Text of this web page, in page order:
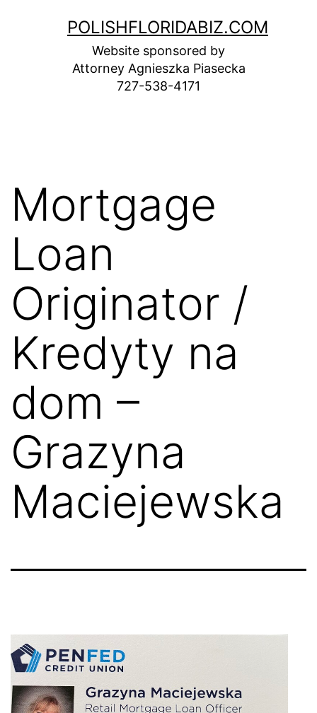
POLISHFLORIDABIZ.COM
Website sponsored by
Attorney Agnieszka Piasecka
727-538-4171
Mortgage
Loan
Originator /
Kredyty na
dom –
Grazyna
Maciejewska